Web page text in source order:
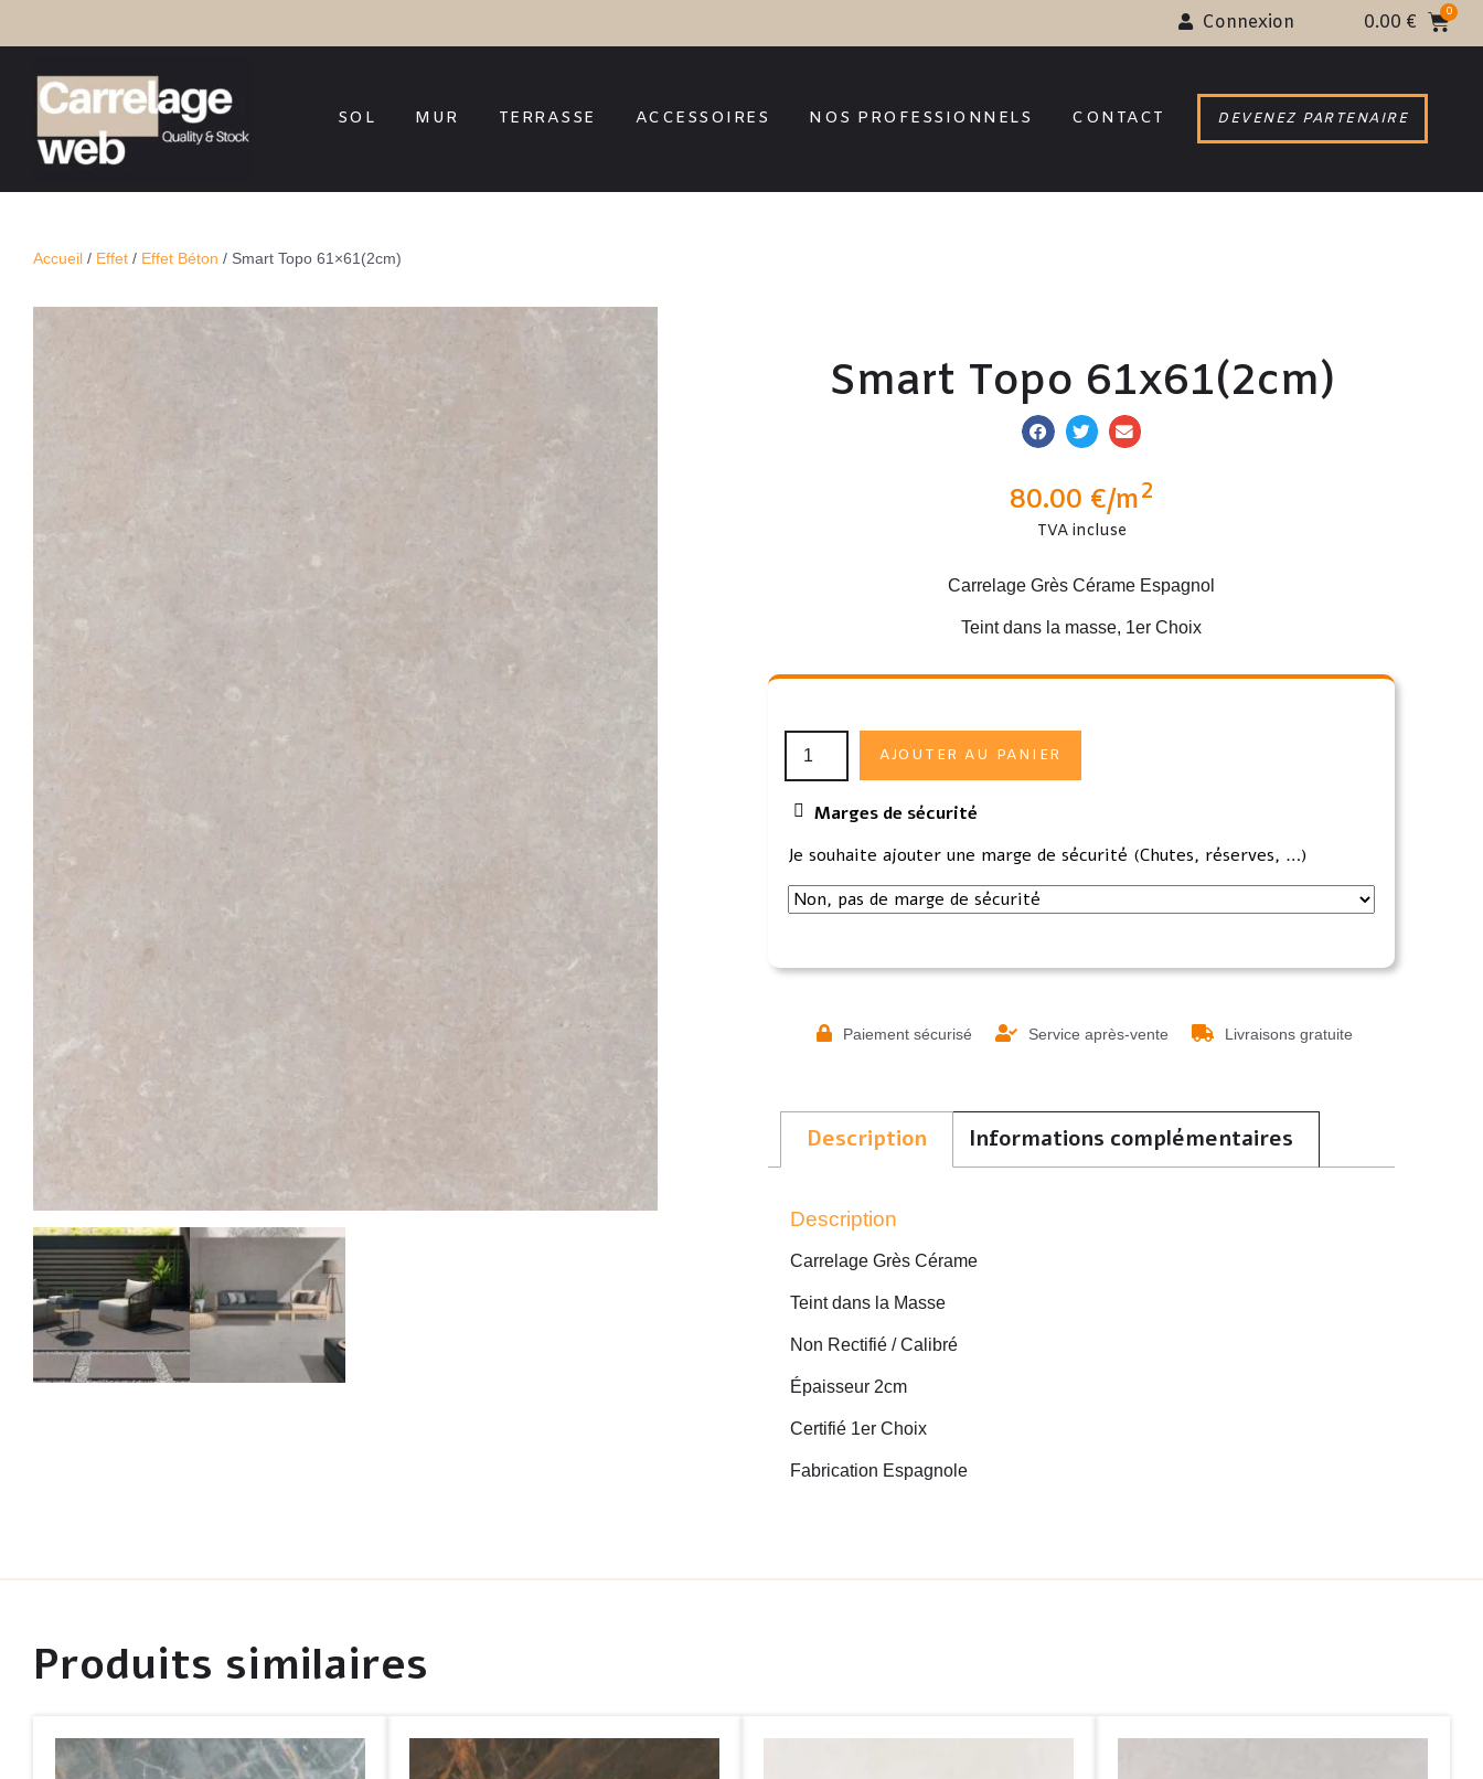
Connexion 0.00 €
SOL MUR TERRASSE ACCESSOIRES NOS PROFESSIONNELS CONTACT DEVENEZ PARTENAIRE
Accueil / Effet / Effet Béton / Smart Topo 61×61(2cm)
Smart Topo 61x61(2cm)
80.00 €/m2
TVA incluse
Carrelage Grès Cérame Espagnol
Teint dans la masse, 1er Choix
AJOUTER AU PANIER
Marges de sécurité
Je souhaite ajouter une marge de sécurité (Chutes, réserves, …)
Paiement sécurisé Service après-vente Livraisons gratuite
Description Informations complémentaires
Description
Carrelage Grès Cérame
Teint dans la Masse
Non Rectifié / Calibré
Épaisseur 2cm
Certifié 1er Choix
Fabrication Espagnole
Produits similaires